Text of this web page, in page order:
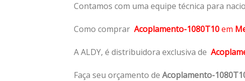
Contamos com uma equipe técnica para
Como comprar Acoplamento-1080T10em
A ALDY, é distribuidora exclusiva de
Faça seu orçamento de Acoplamento-